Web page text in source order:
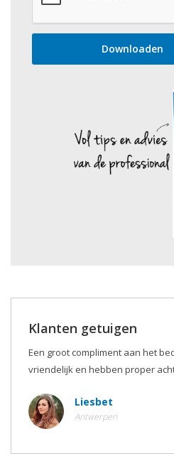
Klanten getuigen
Een groot compliment aan het
vriendelijk en hebben proper
Liesbet
Antwerpen